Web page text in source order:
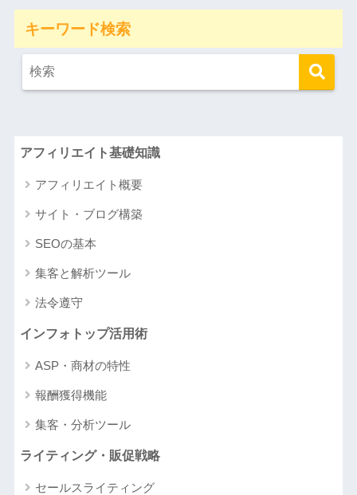
キーワード検索
アフィリエイト基礎知識
アフィリエイト概要
サイト・ブログ構築
SEOの基本
集客と解析ツール
法令遵守
インフォトップ活用術
ASP・商材の特性
報酬獲得機能
集客・分析ツール
ライティング・販促戦略
セールスライティング